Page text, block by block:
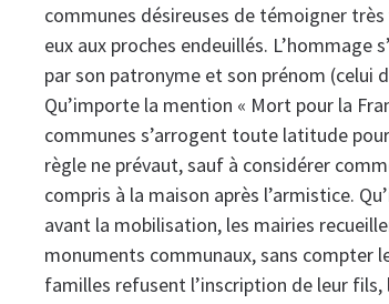
communes désireuses de témoigner
eux aux proches endeuillés. L’hommage
par son patronyme et son prénom (celui
Qu’importe la mention « Mort pour la
communes s’arrogent toute latitude
règle ne prévaut, sauf à considérer
compris à la maison après l’armistice.
avant la mobilisation, les mairies
monuments communaux, sans compter
familles refusent l’inscription de leur